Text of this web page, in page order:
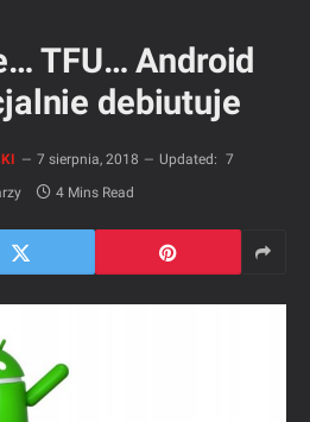
TFU… Android
debiutuje
7 sierpnia, 2018 Updated: 7
4 Mins Read